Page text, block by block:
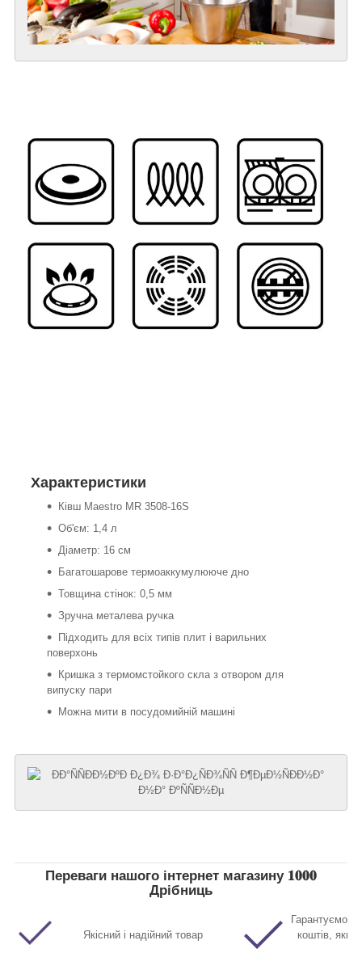
Характеристики
Ківш Maestro MR 3508-16S
Об'єм: 1,4 л
Діаметр: 16 см
Багатошарове термоаккумулююче дно
Товщина стінок: 0,5 мм
Зручна металева ручка
Підходить для всіх типів плит і варильних
поверхонь
Кришка з термомстойкого скла з отвором для
випуску пари
Можна мити в посудомийній машині
Переваги нашого інтернет магазину 𝟏𝟎𝟎𝟎
Дрібниць
Якісний і надійний товар
Гарантуємо
коштів,